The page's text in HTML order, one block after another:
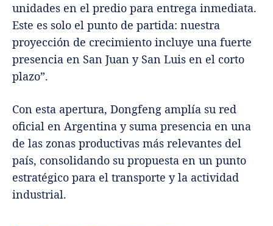
unidades en el predio para entrega inmediata.
Este es solo el punto de partida: nuestra
proyección de crecimiento incluye una fuerte
presencia en San Juan y San Luis en el corto
plazo”.
Con esta apertura, Dongfeng amplía su red
oficial en Argentina y suma presencia en una
de las zonas productivas más relevantes del
país, consolidando su propuesta en un punto
estratégico para el transporte y la actividad
industrial.